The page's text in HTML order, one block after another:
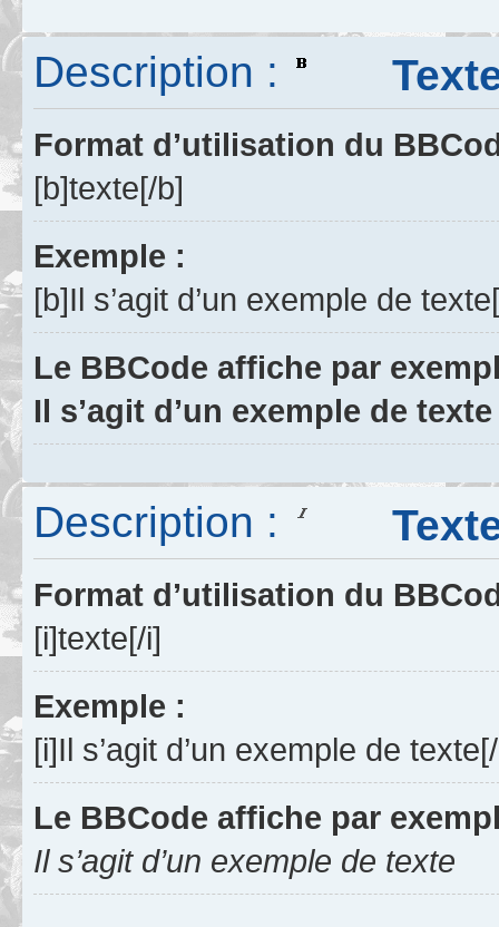
Description : Texte
Format d’utilisation du
[b]texte[/b]
Exemple :
[b]Il s’agit d’un exemple de
Le BBCode affiche par
Il s’agit d’un exemple de texte
Description : Texte
Format d’utilisation du
[i]texte[/i]
Exemple :
[i]Il s’agit d’un exemple de
Le BBCode affiche par
Il s’agit d’un exemple de texte